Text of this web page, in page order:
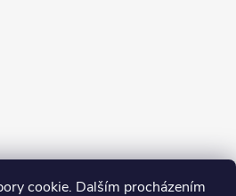
cookie. Dalším procházením